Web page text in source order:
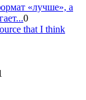
«лучше», а
0
that I think